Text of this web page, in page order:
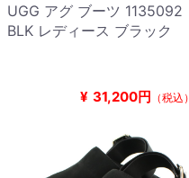
UGG アグ ブーツ 1135092
BLK レディース ブラック
¥ 31,200円 （税込）